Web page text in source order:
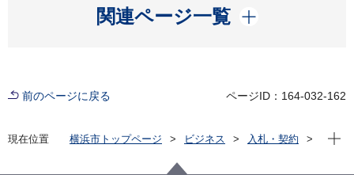
関連ページ一覧
開く
前のページに戻る ページID：164-032-162
現在位置 横浜市トップページ ビジネス
入札・契約
現在